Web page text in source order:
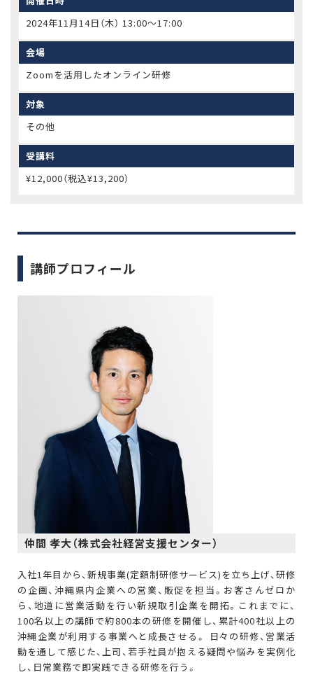
2024年11月14日（木） 13:00〜17:00
会場
Zoomを活用したオンライン研修
対象
その他
受講料
¥12,000（税込¥13,200）
講師プロフィール
仲間 孝大（株式会社経営支援センター）
入社1年目から、新規事業(定額制研修サービス)を立ち上げ、研修
の企画、沖縄県内企業への営業、販促を担当。お客さんゼロか
ら、地道に営業活動を行い新規取引企業を開拓。これまでに、
100名以上の講師で約800本の研修を開催し、累計400社以上の
沖縄企業が利用する事業へと成長させる。 日々の研修、営業活
動を通して感じた、上司、若手社員が抱える疑問や悩みを実例化
し、日常業務で即実践できる研修を行う。